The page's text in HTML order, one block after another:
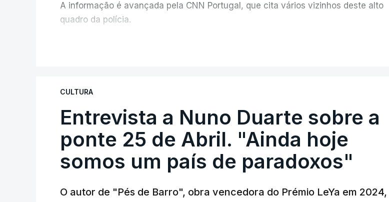
A informação é avançada pela CNN Portugal, que cita vários vizinhos deste alto
quadro da polícia.
CULTURA
Entrevista a Nuno Duarte sobre a
ponte 25 de Abril. "Ainda hoje
somos um país de paradoxos"
O autor de "Pés de Barro", obra vencedora do Prémio LeYa em 2024,